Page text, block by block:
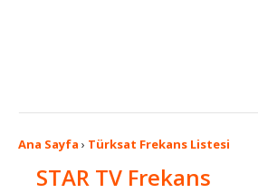
Ana Sayfa › Türksat Frekans Listesi
STAR TV Frekans